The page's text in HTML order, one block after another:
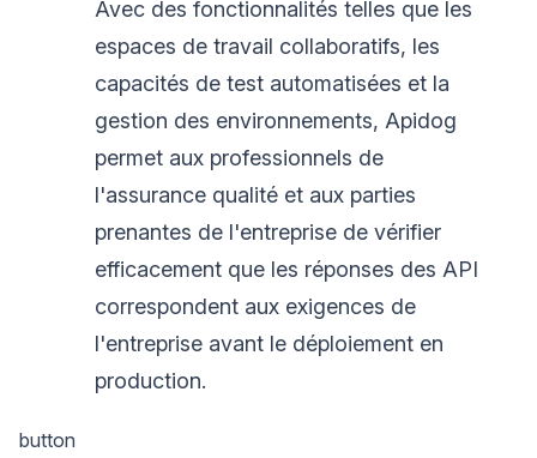
Avec des fonctionnalités telles que les
espaces de travail collaboratifs, les
capacités de test automatisées et la
gestion des environnements, Apidog
permet aux professionnels de
l'assurance qualité et aux parties
prenantes de l'entreprise de vérifier
efficacement que les réponses des API
correspondent aux exigences de
l'entreprise avant le déploiement en
production.
button